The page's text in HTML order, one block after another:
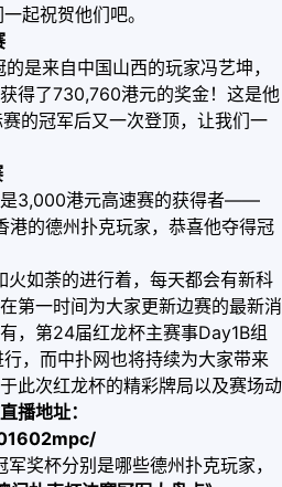
起祝贺他们吧。
是来自中国山西的玩家冯艺坤，
得了730,760港元的奖金！这是他
的冠军后又一次登顶，让我们一
是3,000港元高速赛的获得者——
港的德州扑克玩家，恭喜他夺得冠
如荼的进行着，每天都会有新科
第一时间为大家更新边赛的最新消
，第24届红龙杯主赛事Day1B组
，而中扑网也将持续为大家带来
此次红龙杯的精彩牌局以及赛场动
播地址：
奖杯分别是哪些德州扑克玩家，